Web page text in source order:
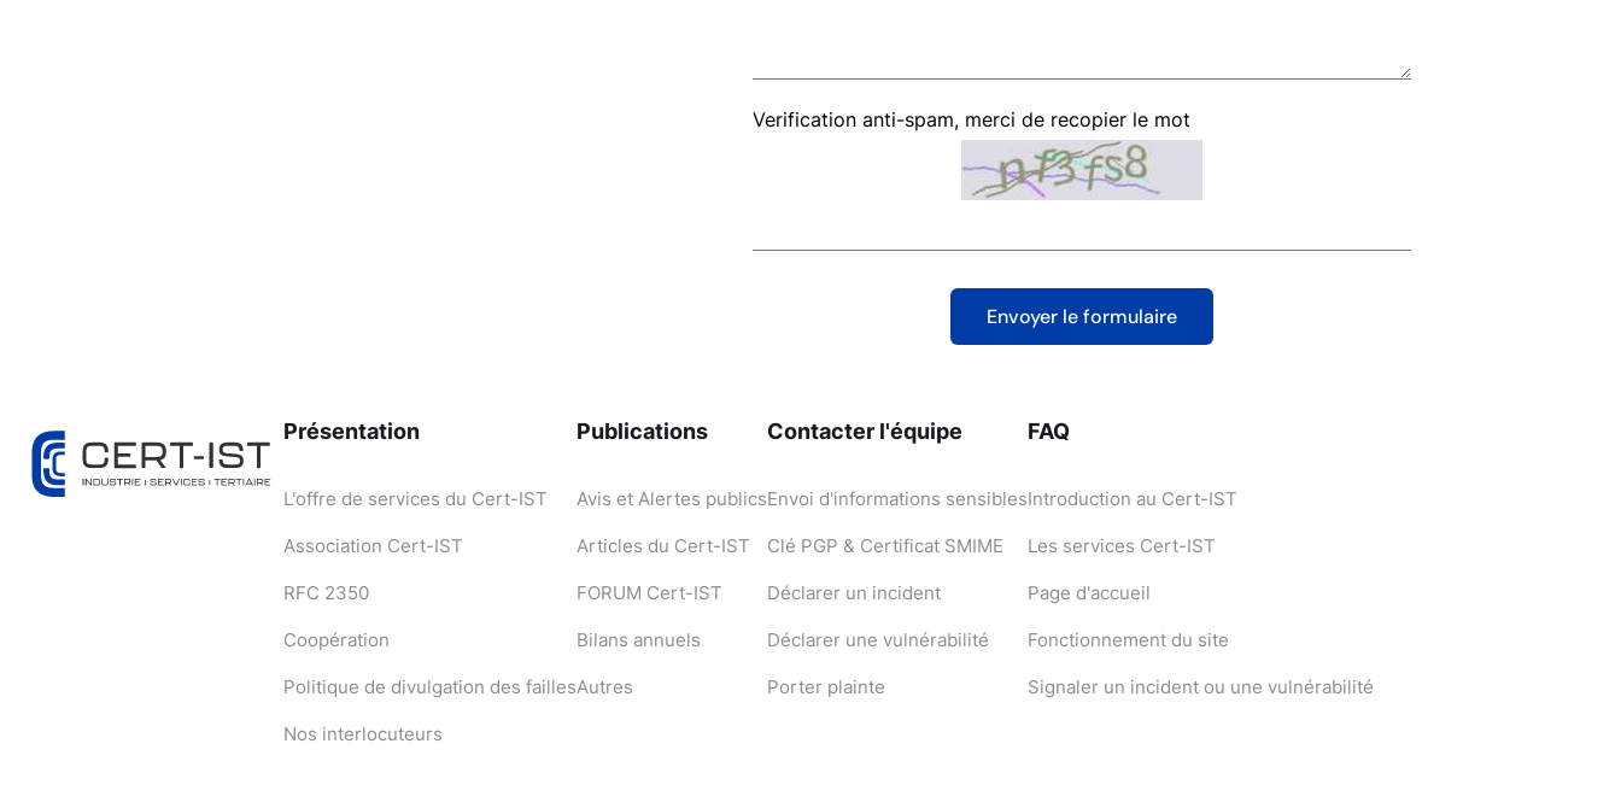
Verification anti-spam, merci de recopier le mot
Présentation
L'offre de services du Cert-IST
Association Cert-IST
RFC 2350
Coopération
Politique de divulgation des failles
Nos interlocuteurs
Publications
Avis et Alertes publics
Articles du Cert-IST
FORUM Cert-IST
Bilans annuels
Autres
Contacter l'équipe
Envoi d'informations sensibles
Clé PGP & Certificat SMIME
Déclarer un incident
Déclarer une vulnérabilité
Porter plainte
FAQ
Introduction au Cert-IST
Les services Cert-IST
Page d'accueil
Fonctionnement du site
Signaler un incident ou une vulnérabilité